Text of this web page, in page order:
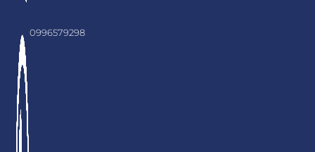
0996579298